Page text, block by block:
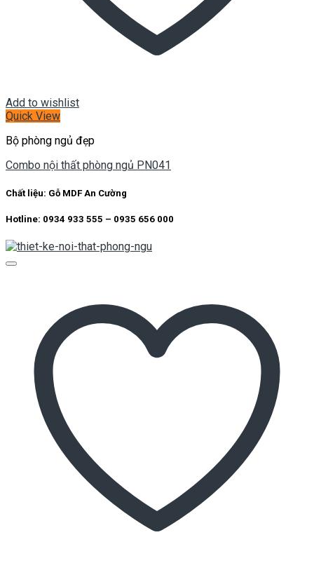
Add to wishlist
Quick View
Bộ phòng ngủ đẹp
Combo nội thất phòng ngủ PN041
Chất liệu: Gỗ MDF An Cường
Hotline: 0934 933 555 – 0935 656 000